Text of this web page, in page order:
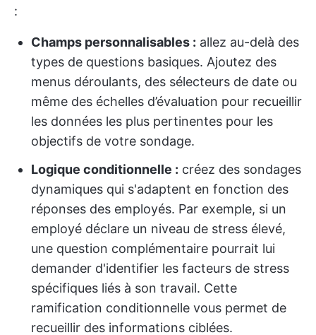
:
Champs personnalisables : allez au-delà des
types de questions basiques. Ajoutez des
menus déroulants, des sélecteurs de date ou
même des échelles d’évaluation pour recueillir
les données les plus pertinentes pour les
objectifs de votre sondage.
Logique conditionnelle : créez des sondages
dynamiques qui s'adaptent en fonction des
réponses des employés. Par exemple, si un
employé déclare un niveau de stress élevé,
une question complémentaire pourrait lui
demander d'identifier les facteurs de stress
spécifiques liés à son travail. Cette
ramification conditionnelle vous permet de
recueillir des informations ciblées.